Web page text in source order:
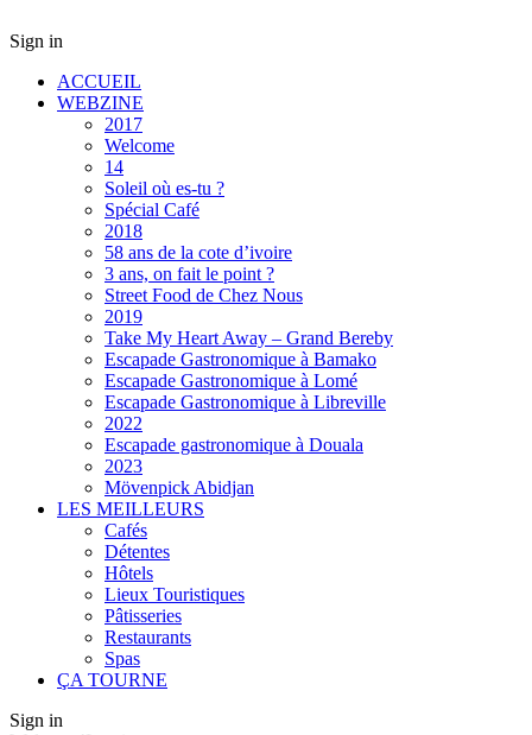
Sign in
ACCUEIL
WEBZINE
2017
Welcome
14
Soleil où es-tu ?
Spécial Café
2018
58 ans de la cote d’ivoire
3 ans, on fait le point ?
Street Food de Chez Nous
2019
Take My Heart Away – Grand Bereby
Escapade Gastronomique à Bamako
Escapade Gastronomique à Lomé
Escapade Gastronomique à Libreville
2022
Escapade gastronomique à Douala
2023
Mövenpick Abidjan
LES MEILLEURS
Cafés
Détentes
Hôtels
Lieux Touristiques
Pâtisseries
Restaurants
Spas
ÇA TOURNE
Sign in